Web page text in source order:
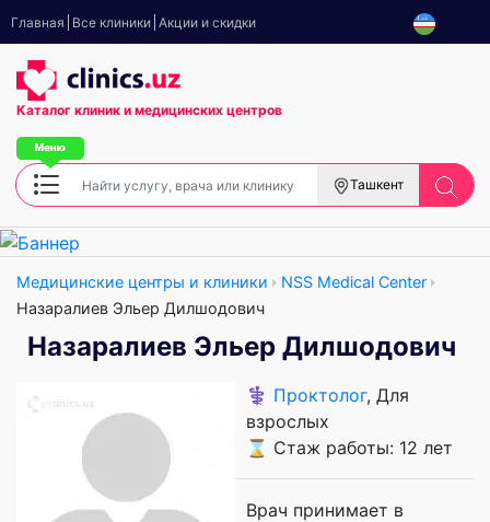
Главная Все клиники Акции и скидки
Каталог клиник и медицинских центров
Ташкент
Медицинские центры и клиники
NSS Medical Center
Назаралиев Эльер Дилшодович
Назаралиев Эльер Дилшодович
⚕️ Проктолог, Для
взрослых
⌛ Стаж работы: 12 лет
Врач принимает в